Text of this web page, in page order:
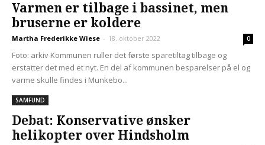
Varmen er tilbage i bassinet, men
bruserne er koldere
Martha Frederikke Wiese - 18. oktober 2022 0
Foto: arkiv Kommunen ruller det første sparetiltag tilbage og
erstatter det med et nyt. En del af kommunen besparelser på el og
varme skulle findes i Munkebo...
SAMFUND
Debat: Konservative ønsker
helikopter over Hindsholm